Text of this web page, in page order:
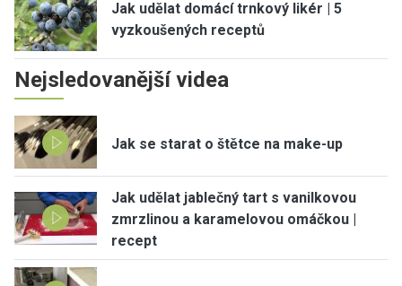
Jak udělat domácí trnkový likér | 5
vyzkoušených receptů
Nejsledovanější videa
Jak se starat o štětce na make-up
Jak udělat jablečný tart s vanilkovou
zmrzlinou a karamelovou omáčkou |
recept